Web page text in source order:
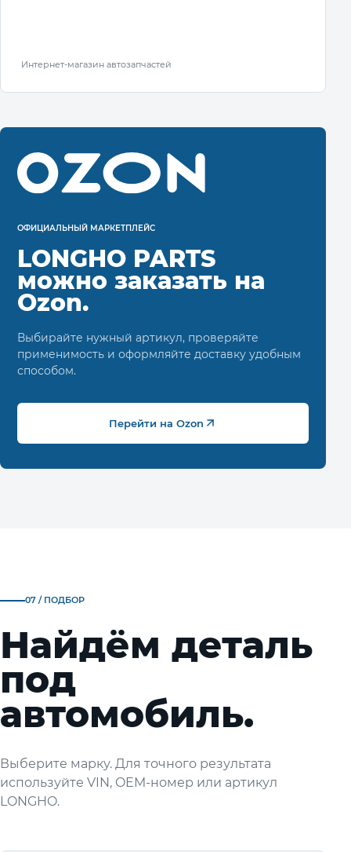
Интернет-магазин автозапчастей
ОФИЦИАЛЬНЫЙ МАРКЕТПЛЕЙС
LONGHO PARTS
можно заказать на
Ozon.
Выбирайте нужный артикул, проверяйте
применимость и оформляйте доставку удобным
способом.
Перейти на Ozon
07 / ПОДБОР
Найдём деталь
под
автомобиль.
Выберите марку. Для точного результата
используйте VIN, OEM-номер или артикул
LONGHO.